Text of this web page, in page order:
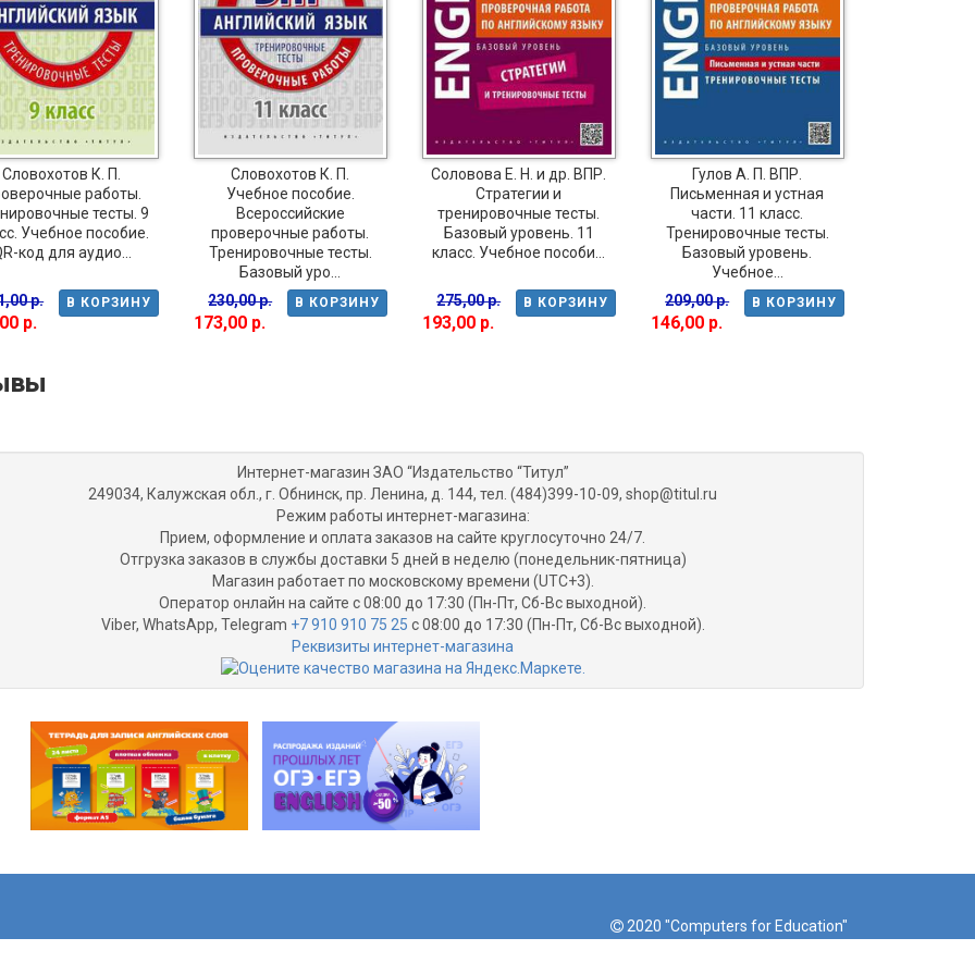
Словохотов К. П.
работы.
тесты. 9
Учебное пособие.
код для аудио...
В КОРЗИНУ
р.
р.
Словохотов К. П.
Учебное пособие.
Всероссийские
проверочные работы.
Тренировочные тесты.
Базовый уро...
В КОРЗИНУ
230,00 р.
173,00 р.
Соловова Е. Н. и др. ВПР.
Стратегии и
тренировочные тесты.
Базовый уровень. 11
класс. Учебное пособи...
В КОРЗИНУ
275,00 р.
193,00 р.
Гулов А. П. ВПР.
Письменная и устная
части. 11 класс.
Тренировочные тесты.
Базовый уровень.
Учебное...
В КОРЗИНУ
209,00 р.
146,00 р.
Интернет-магазин ЗАО “Издательство “Титул”
249034, Калужская обл., г. Обнинск, пр. Ленина, д. 144, тел. (484)399-10-09, shop@titul.ru
Режим работы интернет-магазина:
Прием, оформление и оплата заказов на сайте круглосуточно 24/7.
Отгрузка заказов в службы доставки 5 дней в неделю (понедельник-пятница)
Магазин работает по московскому времени (UTC+3).
Оператор онлайн на сайте с 08:00 до 17:30 (Пн-Пт, Сб-Вс выходной).
Viber, WhatsApp, Telegram +7 910 910 75 25 с 08:00 до 17:30 (Пн-Пт, Сб-Вс выходной).
Реквизиты интернет-магазина
2020 "Computers for Education"